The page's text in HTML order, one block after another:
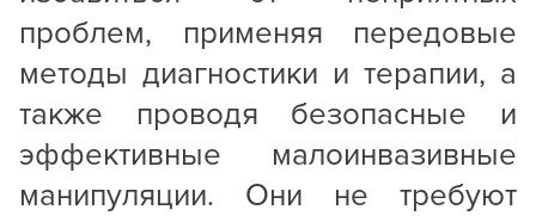
проблем, применяя передовые
методы диагностики и терапии, а
также проводя безопасные и
эффективные малоинвазивные
манипуляции. Они не требуют